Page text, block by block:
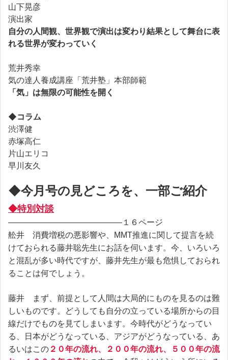
山下晃彦
演出家
自分の人間観、世界観で演出は変わり結果として舞台に表
れる世界が変わっていく
荒井秀幸
気の達人養成講座「荒井塾」本部師範
「気」は無限の可能性を開く
◆コラム
渋澤健
赤塚高仁
片山エリコ
早川友久
◆今月号の見どころを、一部ご紹介
◆特別対談
――――――――――――――１６ページ
舩井 消費増税の悪影響や、MMT推進に関して提言を続
けておられる藤井聡先生にお話を伺います。今、いろいろ
と混乱が多い時代ですが、藤井先生が最も危惧しておられ
ることは何でしょう。
藤井 まず、前提として人間は大局的にものを見るのは難
しいものです。どうしても自分の立っている場所からの目
線だけでものを見てしまいます。今時代がどうなってい
る、日本がどうなっている、アジアがどうなっている、あ
るいはこの ２０年の流れ、２００年の流れ、５００年の流